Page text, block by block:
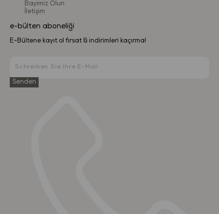
Bayimiz Olun
İletişim
e-bülten aboneliği
E-Bültene kayıt ol fırsat & indirimleri kaçırma!
Senden